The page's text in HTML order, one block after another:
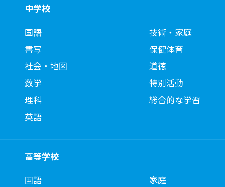
中学校
国語
書写
社会・地図
数学
理科
英語
技術・家庭
保健体育
道徳
特別活動
総合的な学習
高等学校
国語
家庭